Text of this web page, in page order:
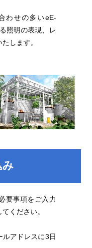
わせの多いeE-
照明の表現、レ
します。
み
要事項をご入力
ください。
ルアドレスに3日